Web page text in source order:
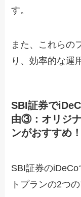
す。
また、これらの
り、効率的な運
SBI証券で
由③：オリジ
ンがおすすめ！
SBI証券の
トプランの2つ